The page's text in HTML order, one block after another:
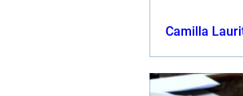
Camilla